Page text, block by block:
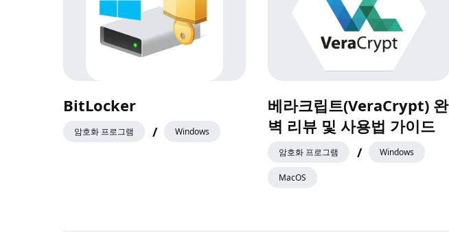
BitLocker
암호화 프로그램 / Windows
베라크립트(VeraCrypt) 완
벽 리뷰 및 사용법 가이드
암호화 프로그램 / Windows
MacOS